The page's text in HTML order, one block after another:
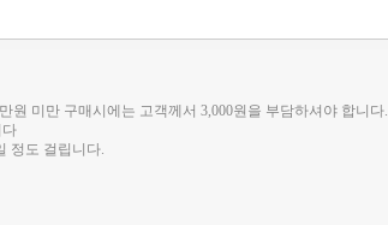
원 미만 구매시에는 고객께서 3,000원을 부담하셔야 합니다.
정도 걸립니다.